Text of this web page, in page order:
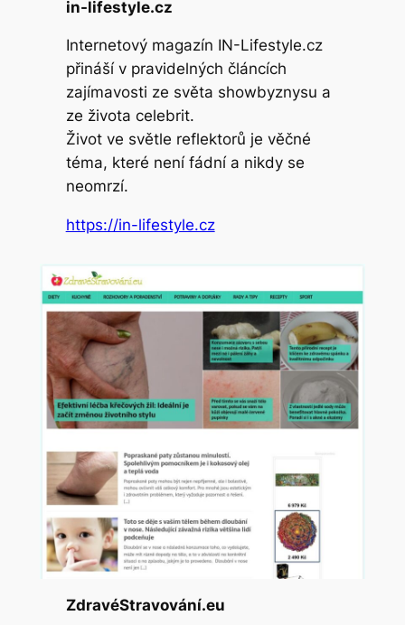
in-lifestyle.cz
Internetový magazín IN-Lifestyle.cz
přináší v pravidelných článcích
zajímavosti ze světa showbyznysu a
ze života celebrit.
Život ve světle reflektorů je věčné
téma, které není fádní a nikdy se
neomrzí.
https://in-lifestyle.cz
ZdravéStravování.eu